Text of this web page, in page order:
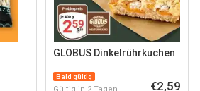
GLOBUS Dinkelrührkuchen
Bald gültig
Gültig in 2 Tagen €2,59